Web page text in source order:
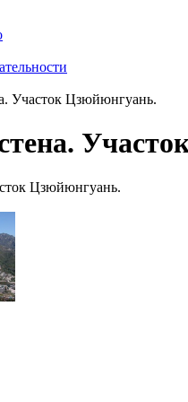
Участок Цзюйюнгуань.
Цзюйюнгуань.